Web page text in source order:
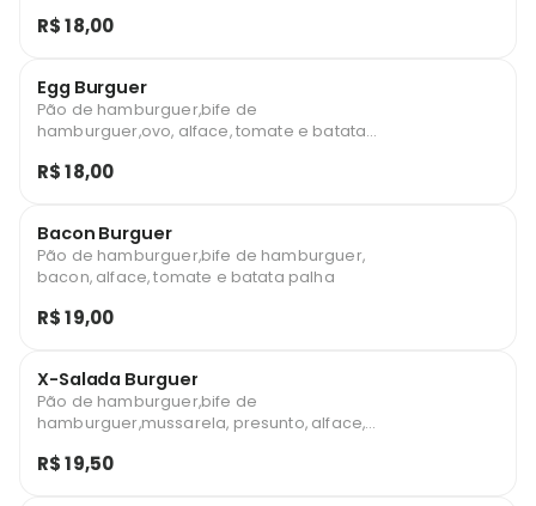
R$ 18,00
Egg Burguer
Pão de hamburguer,bife de
hamburguer,ovo, alface, tomate e batata
R$ 18,00
Bacon Burguer
Pão de hamburguer,bife de hamburguer,
bacon, alface, tomate e batata palha
R$ 19,00
X-Salada Burguer
Pão de hamburguer,bife de
hamburguer,mussarela, presunto, alface,
R$ 19,50